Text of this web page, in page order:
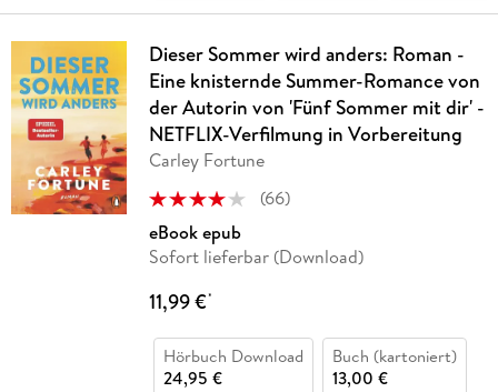
Dieser Sommer wird anders: Roman -
Eine knisternde Summer-Romance von
der Autorin von 'Fünf Sommer mit dir' -
NETFLIX-Verfilmung in Vorbereitung
Carley Fortune
(66)
eBook epub
Sofort lieferbar (Download)
11,99 €*
Hörbuch Download
24,95 €
Buch (kartoniert)
13,00 €